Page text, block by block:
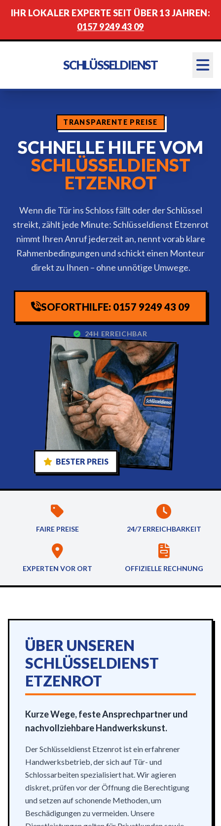
IHR LOKALER EXPERTE SEIT ÜBER 13 JAHREN:
0157 9249 43 09
SCHLÜSSELDIENST
TRANSPARENTE PREISE
SCHNELLE HILFE VOM
SCHLÜSSELDIENST
ETZENROT
Wenn die Tür ins Schloss fällt oder der Schlüssel
streikt, zählt jede Minute: Schlüsseldienst Etzenrot
nimmt Ihren Anruf jederzeit an, nennt vorab klare
Rahmenbedingungen und schickt einen Monteur
direkt zu Ihnen – ohne unnötige Umwege.
SOFORTHILFE: 0157 9249 43 09
24H ERREICHBAR
BESTER PREIS
FAIRE PREISE 24/7 ERREICHBARKEIT
EXPERTEN VOR ORT OFFIZIELLE RECHNUNG
ÜBER UNSEREN
SCHLÜSSELDIENST
ETZENROT
Kurze Wege, feste Ansprechpartner und
nachvollziehbare Handwerkskunst.
Der Schlüsseldienst Etzenrot ist ein erfahrener
Handwerksbetrieb, der sich auf Tür- und
Schlossarbeiten spezialisiert hat. Wir agieren
diskret, prüfen vor der Öffnung die Berechtigung
und setzen auf schonende Methoden, um
Beschädigungen zu vermeiden. Unsere